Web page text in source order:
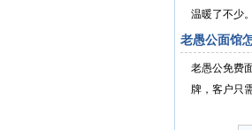
温暖了不少
老愚公面馆
老愚公免费
牌，客户只